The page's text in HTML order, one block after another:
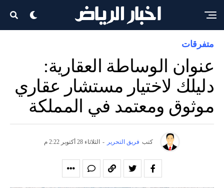
متفرقات
عنوان الوساطة العقارية:
دليلك لاختيار مستشار عقاري
موثوق ومعتمد في المملكة
كتب فريق التحرير - الثلاثاء 28 أكتوبر 2:22 م